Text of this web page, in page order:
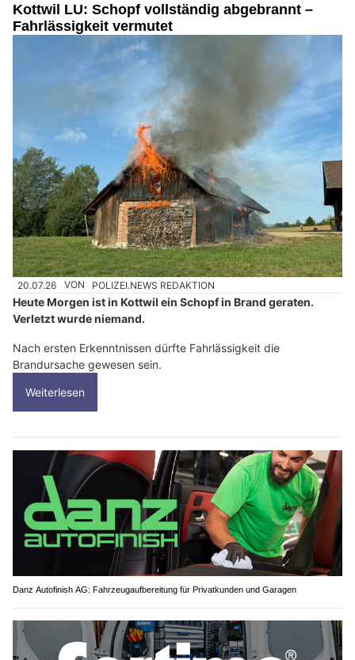
Kottwil LU: Schopf vollständig abgebrannt –
Fahrlässigkeit vermutet
20.07.26 VON POLIZEI.NEWS REDAKTION
Heute Morgen ist in Kottwil ein Schopf in Brand geraten.
Verletzt wurde niemand.
Nach ersten Erkenntnissen dürfte Fahrlässigkeit die
Brandursache gewesen sein.
Weiterlesen
Danz Autofinish AG: Fahrzeugaufbereitung für Privatkunden und Garagen